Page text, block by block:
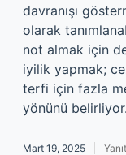
davranışı
olarak
not almak için
iyilik yapmak;
terfi için fazla
yönünü belirliyor.
Mart 19, 2025